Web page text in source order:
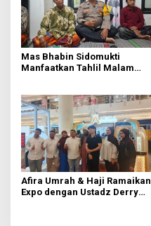
Mas Bhabin Sidomukti
Manfaatkan Tahlil Malam
Afira Umrah & Haji Ramaikan
Expo dengan Ustadz Derry